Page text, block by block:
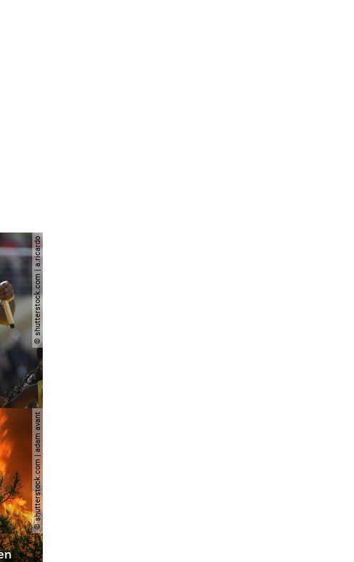
© shutterstock.com | a.ricardo
© shutterstock.com | adam avant